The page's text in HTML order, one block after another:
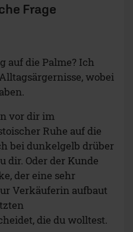
Frage
auf die Palme? Ich
wobei
vor dir im
Ruhe auf die
bei dunkelgelb drüber
dir. Oder der Kunde
der eine sehr
Verkäuferin aufbaut
die du wolltest.